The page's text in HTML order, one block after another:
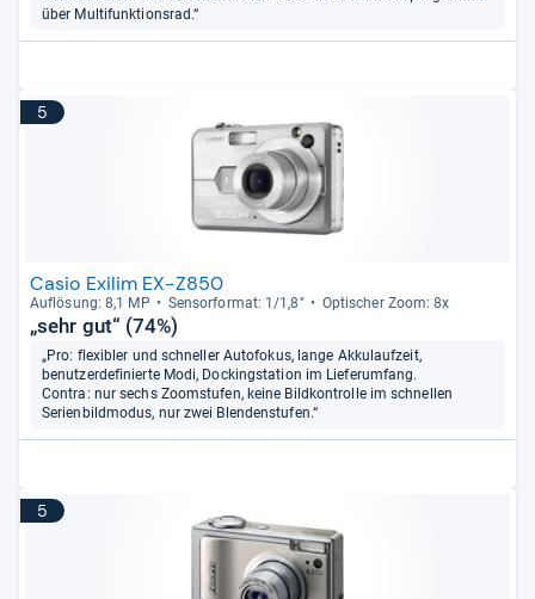
über Multifunktionsrad.“
5
Casio Exilim EX-Z850
Auf­lö­sung: 8,1 MP Sen­sor­for­mat: 1/1,8" Opti­scher Zoom: 8x
„sehr gut“ (74%)
„Pro: flexibler und schneller Autofokus, lange Akkulaufzeit,
benutzerdefinierte Modi, Dockingstation im Lieferumfang.
Contra: nur sechs Zoomstufen, keine Bildkontrolle im schnellen
Serienbildmodus, nur zwei Blendenstufen.“
5